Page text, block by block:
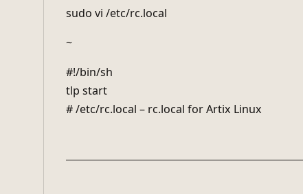
sudo vi /etc/rc.local
~
#!/bin/sh
tlp start
# /etc/rc.local – rc.local for Artix Linux